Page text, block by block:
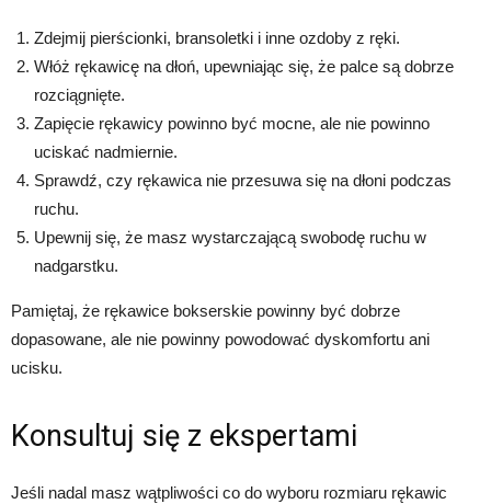
Zdejmij pierścionki, bransoletki i inne ozdoby z ręki.
Włóż rękawicę na dłoń, upewniając się, że palce są dobrze
rozciągnięte.
Zapięcie rękawicy powinno być mocne, ale nie powinno
uciskać nadmiernie.
Sprawdź, czy rękawica nie przesuwa się na dłoni podczas
ruchu.
Upewnij się, że masz wystarczającą swobodę ruchu w
nadgarstku.
Pamiętaj, że rękawice bokserskie powinny być dobrze
dopasowane, ale nie powinny powodować dyskomfortu ani
ucisku.
Konsultuj się z ekspertami
Jeśli nadal masz wątpliwości co do wyboru rozmiaru rękawic